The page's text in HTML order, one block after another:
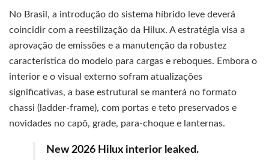
No Brasil, a introdução do sistema híbrido leve deverá
coincidir com a reestilização da Hilux. A estratégia visa a
aprovação de emissões e a manutenção da robustez
característica do modelo para cargas e reboques. Embora o
interior e o visual externo sofram atualizações
significativas, a base estrutural se manterá no formato
chassi (ladder-frame), com portas e teto preservados e
novidades no capô, grade, para-choque e lanternas.
New 2026 Hilux interior leaked.